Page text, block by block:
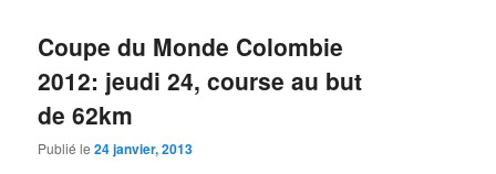
Coupe du Monde Colombie
2012: jeudi 24, course au but
de 62km
Publié le24 janvier, 2013